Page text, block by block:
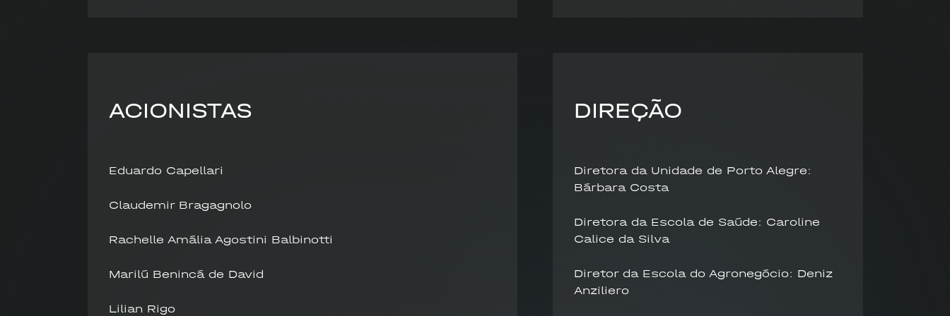
ACIONISTAS
Eduardo Capellari
Claudemir Bragagnolo
Rachelle Amália Agostini Balbinotti
Marilú Benincá de David
Lilian Rigo
DIREÇÃO
Diretora da Unidade de Porto Alegre:
Bárbara Costa
Diretora da Escola de Saúde: Caroline
Calice da Silva
Diretor da Escola do Agronegócio: Deniz
Anziliero